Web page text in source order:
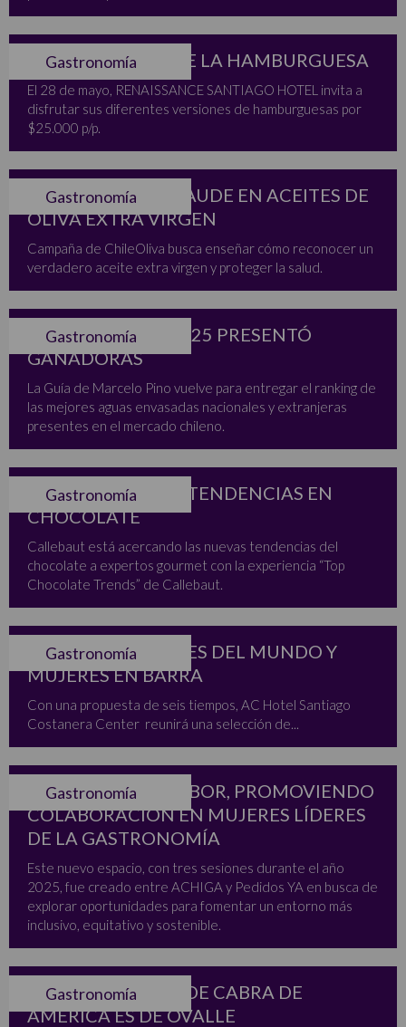
Gastronomía
POR 3 EN EL DÍA DE LA HAMBURGUESA
El 28 de mayo, RENAISSANCE SANTIAGO HOTEL invita a
disfrutar sus diferentes versiones de hamburguesas por
$25.000 p/p.
Gastronomía
ALERTA SOBRE FRAUDE EN ACEITES DE
OLIVA EXTRA VIRGEN
Campaña de ChileOliva busca enseñar cómo reconocer un
verdadero aceite extra virgen y proteger la salud.
Gastronomía
GUIA DE AGUAS 2025 PRESENTÓ
GANADORAS
La Guía de Marcelo Pino vuelve para entregar el ranking de
las mejores aguas envasadas nacionales y extranjeras
presentes en el mercado chileno.
Gastronomía
CALLEBAUT Y LAS TENDENCIAS EN
CHOCOLATE
Callebaut está acercando las nuevas tendencias del
chocolate a expertos gourmet con la experiencia “Top
Chocolate Trends” de Callebaut.
Gastronomía
ÑAM TRAE SABORES DEL MUNDO Y
MUJERES EN BARRA
Con una propuesta de seis tiempos, AC Hotel Santiago
Costanera Center reunirá una selección de...
Gastronomía
MAESTRAS DEL SABOR, PROMOVIENDO
COLABORACIÓN EN MUJERES LÍDERES
DE LA GASTRONOMÍA
Este nuevo espacio, con tres sesiones durante el año
2025, fue creado entre ACHIGA y Pedidos YA en busca de
explorar oportunidades para fomentar un entorno más
inclusivo, equitativo y sostenible.
Gastronomía
EL MEJOR QUESO DE CABRA DE
AMERICA ES DE OVALLE